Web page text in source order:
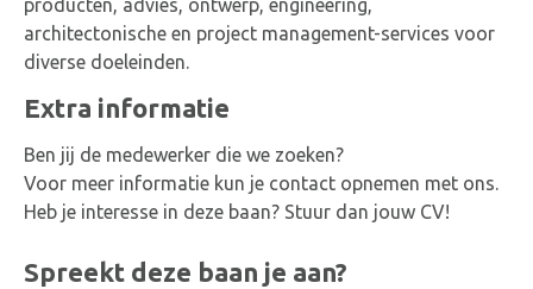
producten, advies, ontwerp, engineering,
architectonische en project management-services voor
diverse doeleinden.
Extra informatie
Ben jij de medewerker die we zoeken?
Voor meer informatie kun je contact opnemen met ons.
Heb je interesse in deze baan? Stuur dan jouw CV!
Spreekt deze baan je aan?